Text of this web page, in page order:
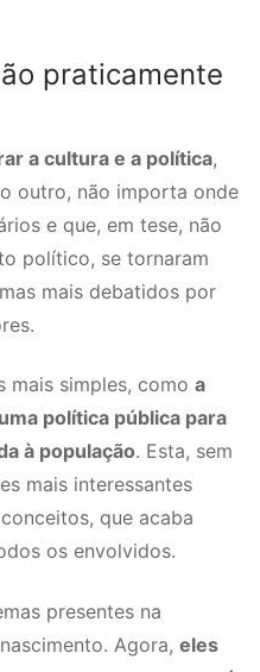
praticamente
a cultura e a política,
outro, não importa onde
e que, em tese, não
político, se tornaram
mais debatidos por
mais simples, como a
política pública para
à população. Esta, sem
mais interessantes
que acaba
os envolvidos.
presentes na
Agora, eles